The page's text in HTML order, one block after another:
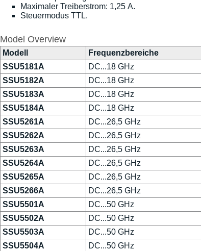
Maximaler Treiberstrom: 1,25 A.
Steuermodus TTL.
Model Overview
Modell Frequenzbereiche
SSU5181A
DC...18 GHz
SSU5182A
DC...18 GHz
SSU5183A
DC...18 GHz
SSU5184A
DC...18 GHz
SSU5261A
DC...26,5 GHz
SSU5262A
DC...26,5 GHz
SSU5263A
DC...26,5 GHz
SSU5264A
DC...26,5 GHz
SSU5265A
DC...26,5 GHz
SSU5266A
DC...26,5 GHz
SSU5501A
DC...50 GHz
SSU5502A
DC...50 GHz
SSU5503A
DC...50 GHz
SSU5504A
DC...50 GHz